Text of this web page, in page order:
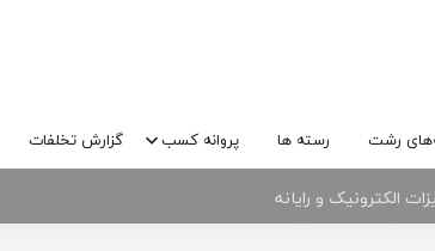
رشت رسته ها پروانه کسب گزارش تخلفات
الکترونیک و رایانه
رشت و پارک علم و فناوری گیلان